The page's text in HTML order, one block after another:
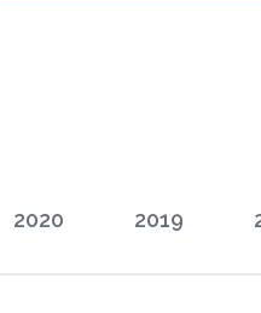
2020 2019